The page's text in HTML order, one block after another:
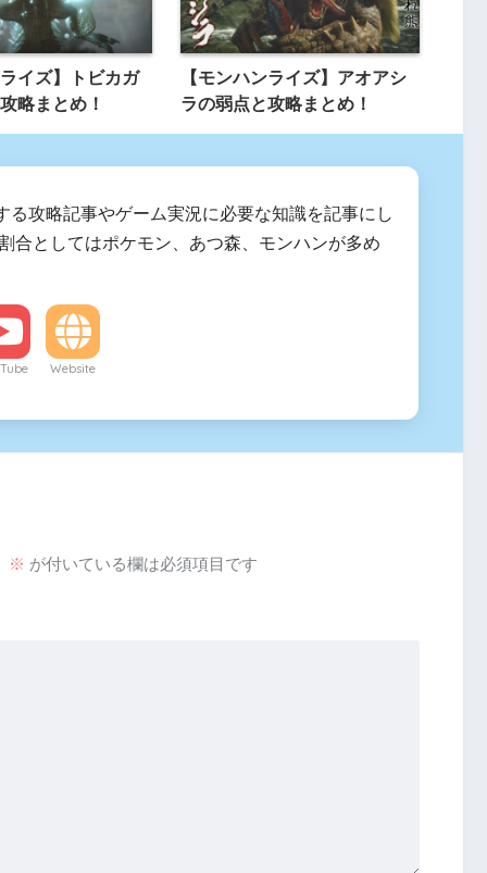
イズ】トビカガ
略まとめ！
【モンハンライズ】アオアシ
ラの弱点と攻略まとめ！
る攻略記事やゲーム実況に必要な知識を記事にし
合としてはポケモン、あつ森、モンハンが多め
Website
※ が付いている欄は必須項目です